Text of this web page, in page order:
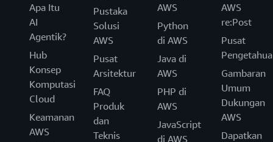
Apa Itu
AI
Agentik?
Hub
Konsep
Komputasi
Cloud
Keamanan
AWS
Pustaka
Solusi
AWS
Pusat
Arsitektur
FAQ
Produk
dan
Teknis
AWS
Python
di AWS
Java di
AWS
PHP di
AWS
JavaScript
di AWS
AWS
re:Post
Pusat
Gambaran
Umum
Dukungan
AWS
Dapatkan